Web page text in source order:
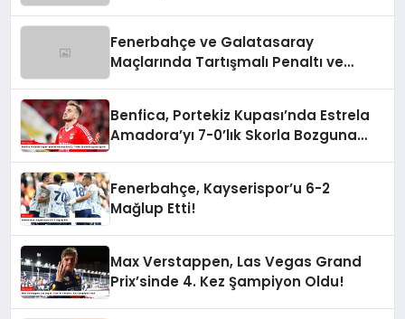
Fenerbahçe ve Galatasaray
Maçlarında Tartışmalı Penaltı ve
Benfica, Portekiz Kupası’nda Estrela
Amadora’yı 7-0’lık Skorla Bozguna
Fenerbahçe, Kayserispor’u 6-2
Mağlup Etti!
Max Verstappen, Las Vegas Grand
Prix’sinde 4. Kez Şampiyon Oldu!